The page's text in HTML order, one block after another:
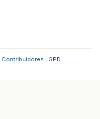
Contribuidores LGPD